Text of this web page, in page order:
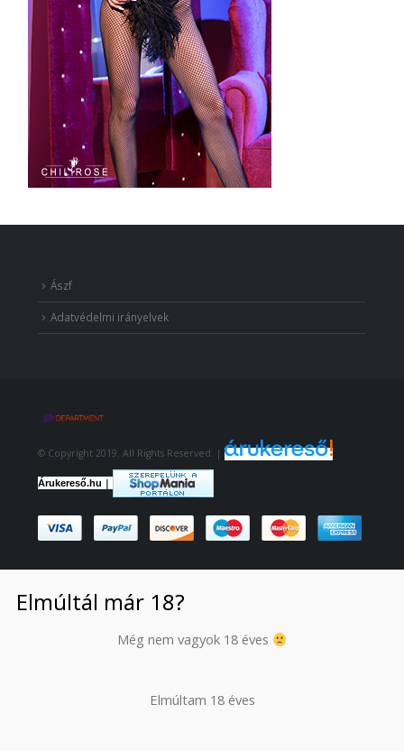
Ászf
Adatvédelmi irányelvek
© Copyright 2019. All Rights Reserved. |
Árukereső.hu |
Elmúltál már 18?
Még nem vagyok 18 éves
Elmúltam 18 éves